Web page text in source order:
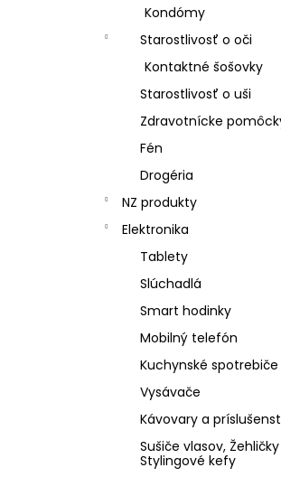
Kondómy
Starostlivosť o oči
Kontaktné šošovky
Starostlivosť o uši
Zdravotnícke
Fén
Drogéria
NZ produkty
Elektronika
Tablety
Slúchadlá
Smart hodinky
Mobilný telefón
Kuchynské spotrebiče
Vysávače
Kávovary a
Sušiče vlasov,
Stylingové kefy